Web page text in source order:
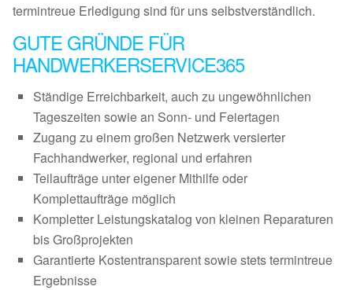
termintreue Erledigung sind für uns selbstverständlich.
GUTE GRÜNDE FÜR
HANDWERKERSERVICE365
Ständige Erreichbarkeit, auch zu ungewöhnlichen
Tageszeiten sowie an Sonn- und Feiertagen
Zugang zu einem großen Netzwerk versierter
Fachhandwerker, regional und erfahren
Teilaufträge unter eigener Mithilfe oder
Komplettaufträge möglich
Kompletter Leistungskatalog von kleinen Reparaturen
bis Großprojekten
Garantierte Kostentransparent sowie stets termintreue
Ergebnisse